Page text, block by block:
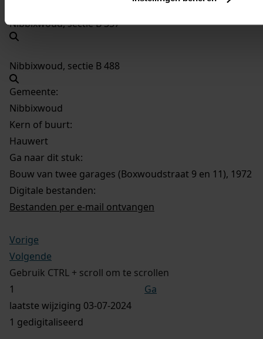
Nibbixwoud, sectie B 357
Nibbixwoud, sectie B 488
Gemeente:
Nibbixwoud
Kern of buurt:
Hauwert
Ga naar dit stuk:
Bouw van twee garages (Boxwoudstraat 9 en 11), 1972
Digitale bestanden:
Bestanden per e-mail ontvangen
Vorige
Volgende
Gebruik CTRL + scroll om te scrollen
Ga
laatste wijziging 03-07-2024
1 gedigitaliseerd